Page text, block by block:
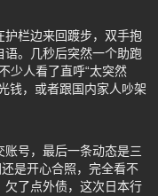
栏边来回踱步，双手抱
。几秒后突然一个助跑
少人看了直呼“太突然
钱，或者跟国内家人吵架
号，最后一条动态是三
是开心合照，完全看不
欠了点外债，这次日本行